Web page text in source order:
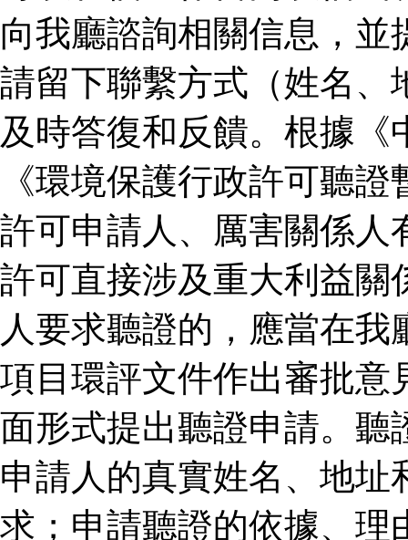
向我廳諮詢相關信息，
請留下聯繫方式（姓名、
及時答復和反饋。根據
《環境保護行政許可聽
許可申請人、厲害關係人
許可直接涉及重大利益關
人要求聽證的，應當在
項目環評文件作出審批意
面形式提出聽證申請。聽
申請人的真實姓名、地
求；申請聽證的依據、理